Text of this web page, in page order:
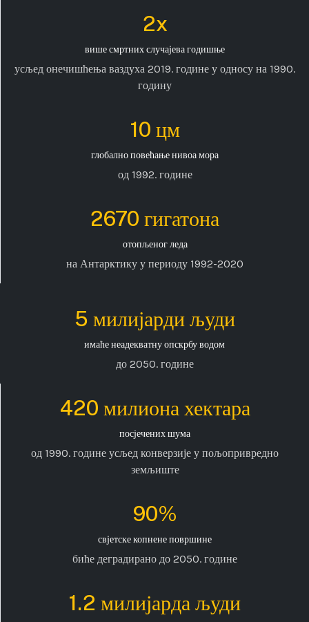
2x
више смртних случајева годишње
усљед онечишћења ваздуха 2019. године у односу на 1990.
годину
10 цм
глобално повећање нивоа мора
од 1992. године
2670 гигатона
отопљеног леда
на Антарктику у периоду 1992-2020
5 милијарди људи
имаће неадекватну опскрбу водом
до 2050. године
420 милиона хектара
посјечених шума
од 1990. године усљед конверзије у пољопривредно
земљиште
90%
свјетске копнене површине
биће деградирано до 2050. године
1.2 милијарда људи